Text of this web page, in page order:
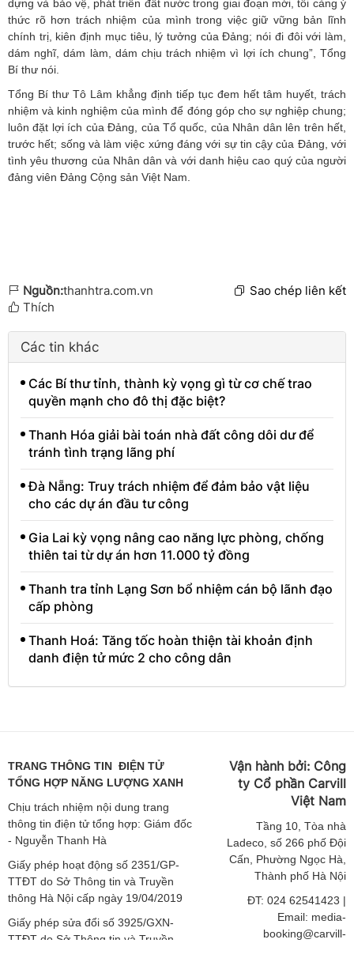
dựng và bảo vệ, phát triển đất nước trong giai đoạn mới, tôi càng ý
thức rõ hơn trách nhiệm của mình trong việc giữ vững bản lĩnh
chính trị, kiên định mục tiêu, lý tưởng của Đảng; nói đi đôi với làm,
dám nghĩ, dám làm, dám chịu trách nhiệm vì lợi ích chung”, Tổng
Bí thư nói.
Tổng Bí thư Tô Lâm khẳng định tiếp tục đem hết tâm huyết, trách
nhiệm và kinh nghiệm của mình để đóng góp cho sự nghiệp chung;
luôn đặt lợi ích của Đảng, của Tổ quốc, của Nhân dân lên trên hết,
trước hết; sống và làm việc xứng đáng với sự tin cậy của Đảng, với
tình yêu thương của Nhân dân và với danh hiệu cao quý của người
đảng viên Đảng Cộng sản Việt Nam.
Nguồn:thanhtra.com.vn
Sao chép liên kết
Thích
Các tin khác
Các Bí thư tỉnh, thành kỳ vọng gì từ cơ chế trao
quyền mạnh cho đô thị đặc biệt?
Thanh Hóa giải bài toán nhà đất công dôi dư để
tránh tình trạng lãng phí
Đà Nẵng: Truy trách nhiệm để đảm bảo vật liệu
cho các dự án đầu tư công
Gia Lai kỳ vọng nâng cao năng lực phòng, chống
thiên tai từ dự án hơn 11.000 tỷ đồng
Thanh tra tỉnh Lạng Sơn bổ nhiệm cán bộ lãnh đạo
cấp phòng
Thanh Hoá: Tăng tốc hoàn thiện tài khoản định
danh điện tử mức 2 cho công dân
TRANG THÔNG TIN ĐIỆN TỬ
TỔNG HỢP NĂNG LƯỢNG XANH
Chịu trách nhiệm nội dung trang
thông tin điện tử tổng hợp: Giám đốc
- Nguyễn Thanh Hà
Giấy phép hoạt động số 2351/GP-
TTĐT do Sở Thông tin và Truyền
thông Hà Nội cấp ngày 19/04/2019
Giấy phép sửa đổi số 3925/GXN-
TTĐT do Sở Thông tin và Truyền
Vận hành bởi: Công
ty Cổ phần Carvill
Việt Nam
Tầng 10, Tòa nhà
Ladeco, số 266 phố Đội
Cấn, Phường Ngọc Hà,
Thành phố Hà Nội
ĐT: 024 62541423 |
Email: media-
booking@carvill-